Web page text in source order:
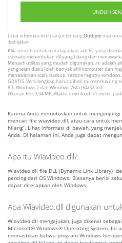
UNDUH
Lihat informasi lebih lanjut tentangOutbytedan
:kebijakan
Klik: unduh untuk mendapatkan alat PC yang
otomatis menentukan dll yang hilang dan
Menjadi utilitas yang mudah digunakan, ini adalah
yang telah diakui oleh banyak ahli komputer dan
menawarkan scan, backup, restore registry
GRATIS. Versi lengkap harus dibeli. Ini mendukung
8.1, Windows 7 dan Windows Vista (64/32 bit).
Ukuran File: 3,04 MB, Waktu download: <1 menit.
Karena Anda memutuskan untuk
mencari file wiavideo.dll, atau cara untuk
hilang”. Lihat informasi di bawah, yang
Anda. Di halaman ini, Anda juga dapat
Apa itu Wiavideo.dll?
Wiavideo.dll file DLL (Dynamic Link Library)
penting dari OS Windows. Biasanya berisi
dapat diterapkan oleh Windows.
Apa Wiavideo.dll digunakan
Wiavideo.dll mengajukan, juga dikenal
Microsoft® Windows® Operating System. Ini
memastikan bahwa program Windows